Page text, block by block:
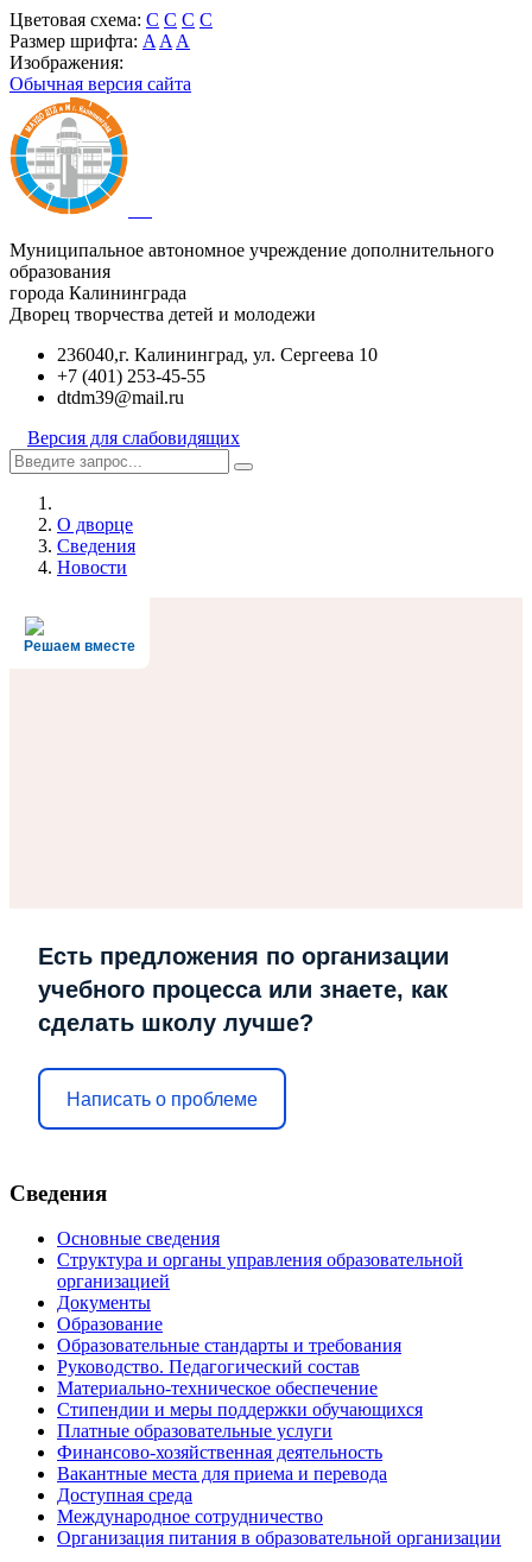
Цветовая схема: C C C C
Размер шрифта: A A A
Изображения:
Обычная версия сайта
Муниципальное автономное учреждение дополнительного
образования
города Калининграда
Дворец творчества детей и молодежи
236040,г. Калининград, ул. Сергеева 10
+7 (401) 253-45-55
dtdm39@mail.ru
Версия для слабовидящих
О дворце
Сведения
Новости
Решаем вместе
Есть предложения по организации
учебного процесса или знаете, как
сделать школу лучше?
Написать о проблеме
Сведения
Основные сведения
Структура и органы управления образовательной
организацией
Документы
Образование
Образовательные стандарты и требования
Руководство. Педагогический состав
Материально-техническое обеспечение
Стипендии и меры поддержки обучающихся
Платные образовательные услуги
Финансово-хозяйственная деятельность
Вакантные места для приема и перевода
Доступная среда
Международное сотрудничество
Организация питания в образовательной организации